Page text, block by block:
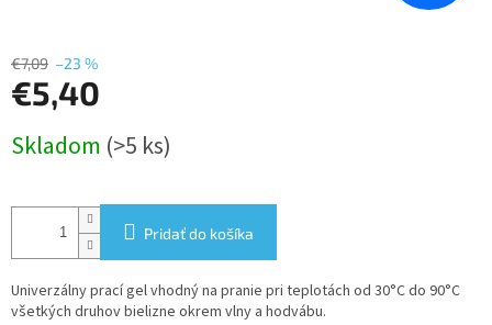
€7,09 –23 %
€5,40
cena:
Skladom (>5 ks)
Pridať do košíka
Univerzálny prací gel vhodný na pranie pri teplotách od 30°C do 90°C
všetkých druhov bielizne okrem vlny a hodvábu.